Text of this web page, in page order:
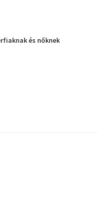
és nőknek